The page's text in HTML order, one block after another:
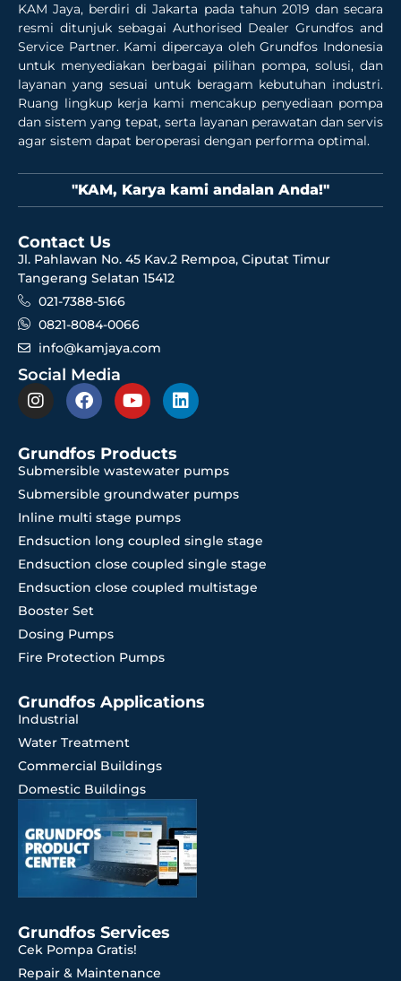
KAM Jaya, berdiri di Jakarta pada tahun 2019 dan secara
resmi ditunjuk sebagai Authorised Dealer Grundfos and
Service Partner. Kami dipercaya oleh Grundfos Indonesia
untuk menyediakan berbagai pilihan pompa, solusi, dan
layanan yang sesuai untuk beragam kebutuhan industri.
Ruang lingkup kerja kami mencakup penyediaan pompa
dan sistem yang tepat, serta layanan perawatan dan servis
agar sistem dapat beroperasi dengan performa optimal.
"KAM, Karya kami andalan Anda!"
Contact Us
Jl. Pahlawan No. 45 Kav.2 Rempoa, Ciputat Timur
Tangerang Selatan 15412
021-7388-5166
0821-8084-0066
info@kamjaya.com
Social Media
Grundfos Products
Submersible wastewater pumps
Submersible groundwater pumps
Inline multi stage pumps
Endsuction long coupled single stage
Endsuction close coupled single stage
Endsuction close coupled multistage
Booster Set
Dosing Pumps
Fire Protection Pumps
Grundfos Applications
Industrial
Water Treatment
Commercial Buildings
Domestic Buildings
Grundfos Services
Cek Pompa Gratis!
Repair & Maintenance